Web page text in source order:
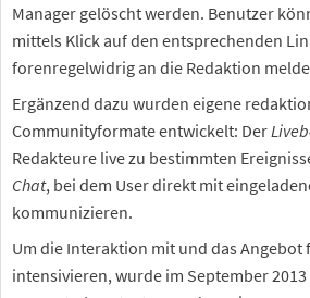
Manager gelöscht werden. Benutzer
mittels Klick auf den entsprechenden
forenregelwidrig an die Redaktion
Ergänzend dazu wurden eigene
Communityformate entwickelt: Der
Redakteure live zu bestimmten
Chat, bei dem User direkt mit
kommunizieren.
Um die Interaktion mit und das Angebot
intensivieren, wurde im September